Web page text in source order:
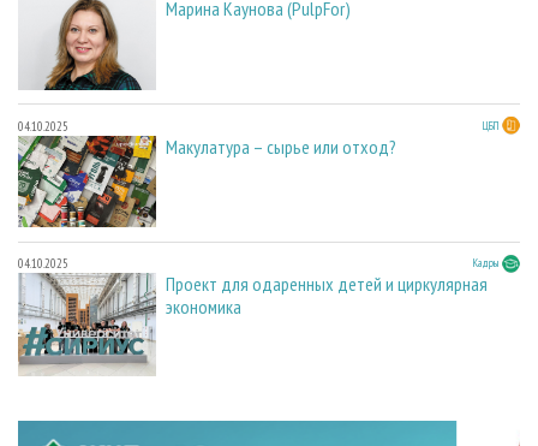
Марина Каунова (PulpFor)
04.10.2025 ЦБП
Макулатура – сырье или отход?
04.10.2025 Кадры
Проект для одаренных детей и циркулярная
экономика